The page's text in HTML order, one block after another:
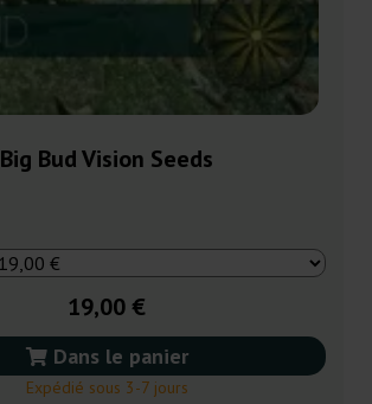
Big Bud Vision Seeds
19,00 €
Dans le panier
Expédié sous 3-7 jours